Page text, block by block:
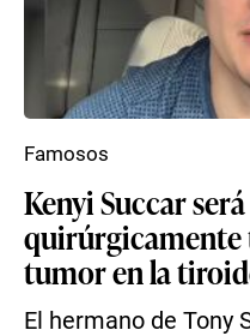
Kenyi Succar
quirúrgicamente
tumor en la
El hermano de Tony
Famosos